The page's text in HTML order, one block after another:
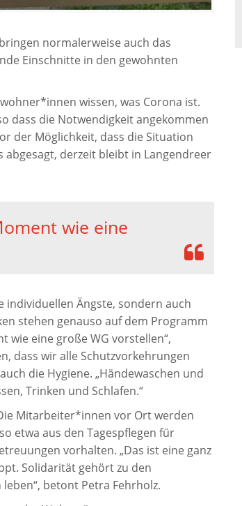
normalerweise auch das
Einschnitte in den gewohnten
wissen, was Corona ist.
dass die Notwendigkeit angekommen
der Möglichkeit, dass die Situation
abgesagt, derzeit bleibt in Langendreer
wie eine
Ängste, sondern auch
stehen genauso auf dem Programm
wie eine große WG vorstellen“,
dass wir alle Schutzvorkehrungen
die Hygiene. „Händewaschen und
Trinken und Schlafen.“
Mitarbeiter*innen vor Ort werden
etwa aus den Tagespflegen für
vorhalten. „Das ist eine ganz
Solidarität gehört zu den
betont Petra Fehrholz.